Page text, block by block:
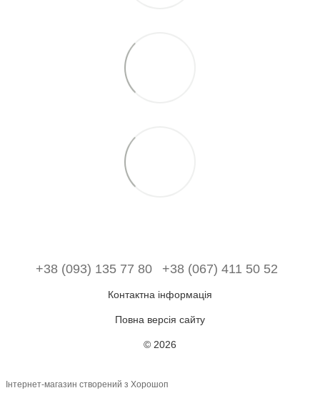
+38 (093) 135 77 80 +38 (067) 411 50 52
Контактна інформація
Повна версія сайту
© 2026
Інтернет-магазин створений з Хорошоп